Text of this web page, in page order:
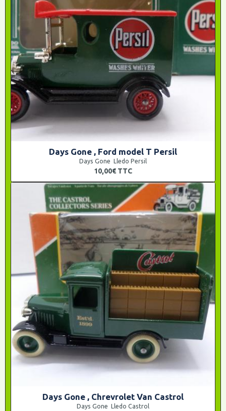
Days Gone , Ford model T Persil
Days Gone Lledo Persil
10,00€ TTC
Days Gone , Chrevrolet Van Castrol
Days Gone Lledo Castrol